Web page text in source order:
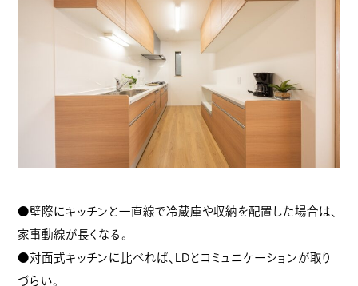
●壁際にキッチンと一直線で冷蔵庫や収納を配置した場合は、
家事動線が長くなる。
●対面式キッチンに比べれば、LDとコミュニケーションが取り
づらい。